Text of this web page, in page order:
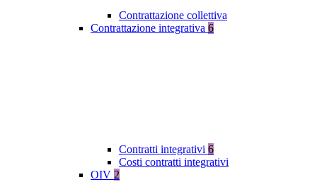
Contrattazione collettiva
Contrattazione integrativa 6
Contratti integrativi 6
Costi contratti integrativi
OIV 2